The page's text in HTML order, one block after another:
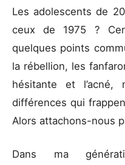
Les adolescents de
ceux de 1975 ?
quelques points
la rébellion, les
hésitante et
différences qui
Alors attachons-nous
Dans ma